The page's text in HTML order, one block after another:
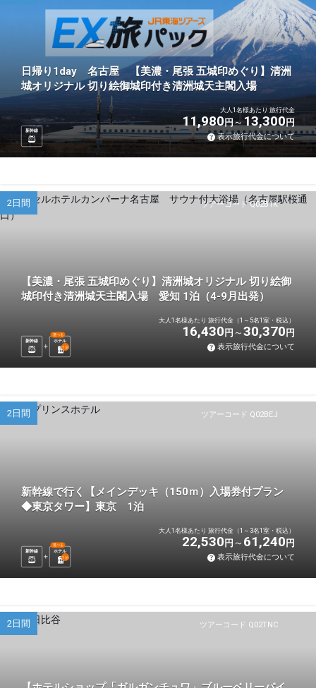
日帰り1day 名古屋 【美濃・尾張 五城印めぐり】清洲
城オリジナル 切り絵御城印付き清洲城天主閣入場
新幹線
大人1名様あたり 旅行代金
11,980円 13,300円
表示旅行代金について
ツアーコード Q02B1K
2日間
【美濃・尾張 五城印めぐり】清洲城オリジナル 切り絵御
城印付き清洲城天主閣入場 愛知 1泊（4-9月出発）
新幹線 ホテル
選べる
1 泊
大人1名様あたり 旅行代金（1～5名1室・税込）
16,430 円 30,370 円
表示旅行代金について
ツアーコード Q02BEJ
2日間
新幹線で行く【メインデッキ（150ｍ）入場券付プラン
◆東京タワー】東京 1泊
新幹線 ホテル
選べる
1 泊
大人1名様あたり 旅行代金（1～3名1室・税込）
22,530 円 61,240 円
表示旅行代金について
ツアーコード Q02TNC
2日間